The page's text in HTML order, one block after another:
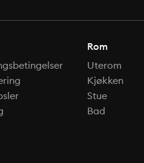
Rom
Uterom
Kjøkken
Stue
Bad